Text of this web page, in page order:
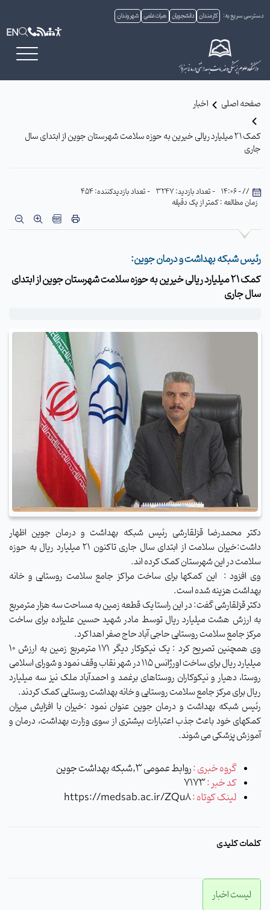
دسترسی سریع به: کارمندان دانشجویان هیات علمی شهروندان
EN
صفحه اصلی اخبار
کمک 21 میلیارد ریالی خیرین به حوزه سلامت شهرستان جوین از ابتدای سال
جاری
// - 14:06 - تعداد بازدید: 3247
- تعداد بازدیدکننده: 454
زمان مطالعه : کمتر از یک دقیقه
رئیس شبکه بهداشت و درمان جوین:
کمک 21 میلیارد ریالی خیرین به حوزه سلامت شهرستان جوین از ابتدای
سال جاری
دکتر محمدرضا قزلقارشی رئیس شبکه بهداشت و درمان جوین اظهار
داشت:خیران سلامت از ابتدای سال جاری تاکنون 21 میلیارد ریال به حوزه
سلامت در این شهرستان کمک کرده اند.
وی افزود : این کمکها برای ساخت مراکز جامع سلامت روستایی و خانه
بهداشت هزینه شده است.
دکتر قزلقارشی گفت: در این راستا یک قطعه زمین به مساحت سه هزار مترمربع
به ارزش هشت میلیارد ریال توسط مادر شهید حسین علیزاده برای ساخت
مرکز جامع سلامت روستایی حاجی آباد حاج صفر اهدا کرد.
وی همچنین تصریح کرد : یک نیکوکار دیگر 171 مترمربع زمین به ارزش 10
میلیارد ریال برای ساخت اورژانس 115 در شهر نقاب وقف نمود و شورای اسلامی
روستا، دهیار و نیکوکاران روستاهای برغمد و احمدآباد ملک نیز سه میلیارد
ریال برای مرکز جامع سلامت روستایی و خانه بهداشت روستایی کمک کردند.
رئیس شبکه بهداشت و درمان جوین عنوان نمود :خیران با افزایش میزان
کمکهای خود باعث جذب اعتبارات بیشتری از سوی وزارت بهداشت، درمان و
آموزش پزشکی می شوند.
گروه خبری :روابط عمومی 3,شبکه بهداشت جوین
کد خبر :7173
لینک کوتاه :https://medsab.ac.ir/ZQu8
کلمات کلیدی
لیست اخبار